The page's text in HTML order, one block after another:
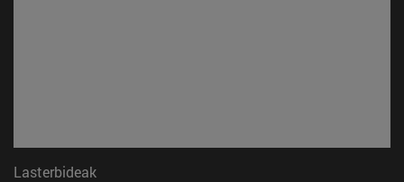
Lasterbideak